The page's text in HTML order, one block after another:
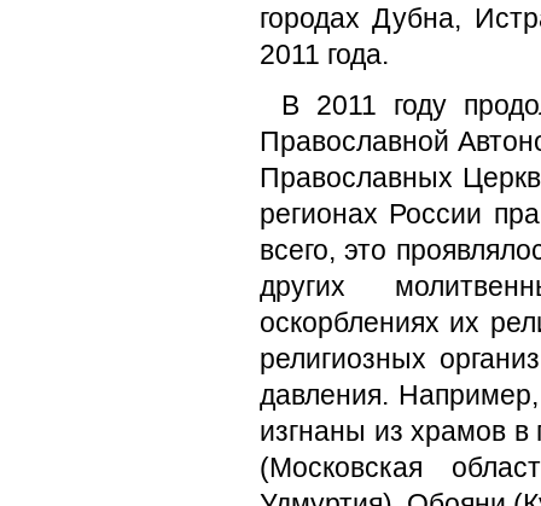
городах Дубна,
2011 года.
В 2011 году
Православной
Православных
регионах России
всего, это
других
оскорблениях их
религиозных
давления.
изгнаны из храмов в
(Московская